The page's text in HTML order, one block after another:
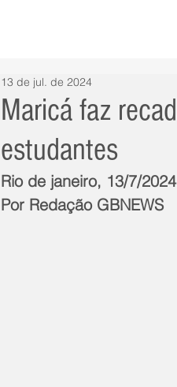
Maricá faz
estudantes
13 de jul. de 2024
Rio de janeiro, 13/7/2024
Por Redação GBNEWS